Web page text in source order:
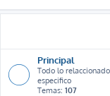
Principal
Todo lo
especifico
Temas: 107